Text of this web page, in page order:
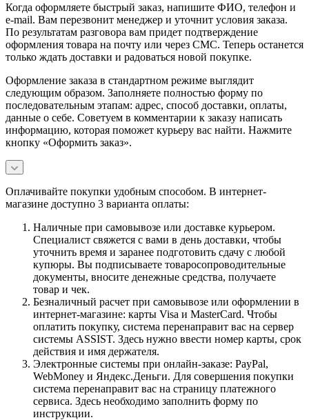
Когда оформляете быстрый заказ, напишите ФИО, телефон и
e-mail. Вам перезвонит менеджер и уточнит условия заказа.
По результатам разговора вам придет подтверждение
оформления товара на почту или через СМС. Теперь останется
только ждать доставки и радоваться новой покупке.
Оформление заказа в стандартном режиме выглядит
следующим образом. Заполняете полностью форму по
последовательным этапам: адрес, способ доставки, оплаты,
данные о себе. Советуем в комментарии к заказу написать
информацию, которая поможет курьеру вас найти. Нажмите
кнопку «Оформить заказ».
Оплачивайте покупки удобным способом. В интернет-
магазине доступно 3 варианта оплаты:
Наличные при самовывозе или доставке курьером.
Специалист свяжется с вами в день доставки, чтобы
уточнить время и заранее подготовить сдачу с любой
купюры. Вы подписываете товаросопроводительные
документы, вносите денежные средства, получаете
товар и чек.
Безналичный расчет при самовывозе или оформлении в
интернет-магазине: карты Visa и MasterCard. Чтобы
оплатить покупку, система перенаправит вас на сервер
системы ASSIST. Здесь нужно ввести номер карты, срок
действия и имя держателя.
Электронные системы при онлайн-заказе: PayPal,
WebMoney и Яндекс.Деньги. Для совершения покупки
система перенаправит вас на страницу платежного
сервиса. Здесь необходимо заполнить форму по
инструкции.